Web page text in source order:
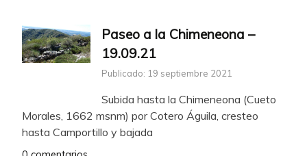
Paseo a la Chimeneona –
19.09.21
Publicado: 19 septiembre 2021
Subida hasta la Chimeneona (Cueto
Morales, 1662 msnm) por Cotero Águila, cresteo
hasta Camportillo y bajada